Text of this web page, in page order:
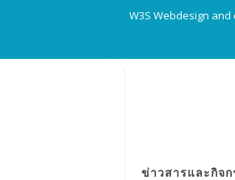
W3S Webdesign
ข่าวสารและกิจ